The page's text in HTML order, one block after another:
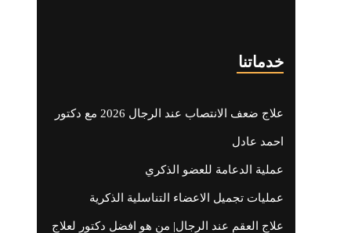
خدماتنا
علاج ضعف الانتصاب عند الرجال 2026 مع دكتور
احمد عادل
عملية الدعامة للعضو الذكري
عمليات تجميل الاعضاء التناسلية الذكرية
علاج العقم عند الرجال| من هو افضل دكتور لعلاج